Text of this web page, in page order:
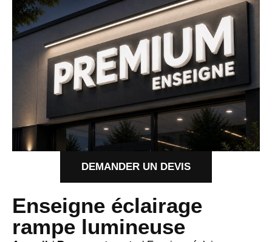
DEMANDER UN DEVIS
Enseigne éclairage
rampe lumineuse